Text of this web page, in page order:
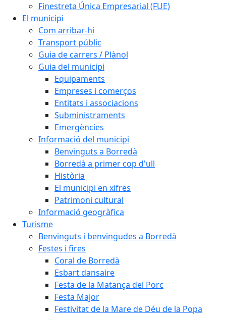
Finestreta Única Empresarial (FUE)
El municipi
Com arribar-hi
Transport públic
Guia de carrers / Plànol
Guia del municipi
Equipaments
Empreses i comerços
Entitats i associacions
Subministraments
Emergències
Informació del municipi
Benvinguts a Borredà
Borredà a primer cop d'ull
Història
El municipi en xifres
Patrimoni cultural
Informació geogràfica
Turisme
Benvinguts i benvingudes a Borredà
Festes i fires
Coral de Borredà
Esbart dansaire
Festa de la Matança del Porc
Festa Major
Festivitat de la Mare de Déu de la Popa